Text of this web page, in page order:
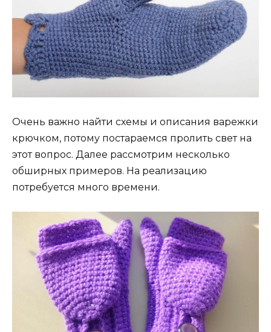
Очень важно найти схемы и описания варежки
крючком, потому постараемся пролить свет на
этот вопрос. Далее рассмотрим несколько
обширных примеров. На реализацию
потребуется много времени.